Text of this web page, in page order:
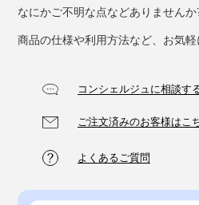
なにかご不明な点などありませんか
商品の仕様や利用方法など、お気軽
コンシェルジュに相談す
ご注文済みのお客様はこ
よくあるご質問